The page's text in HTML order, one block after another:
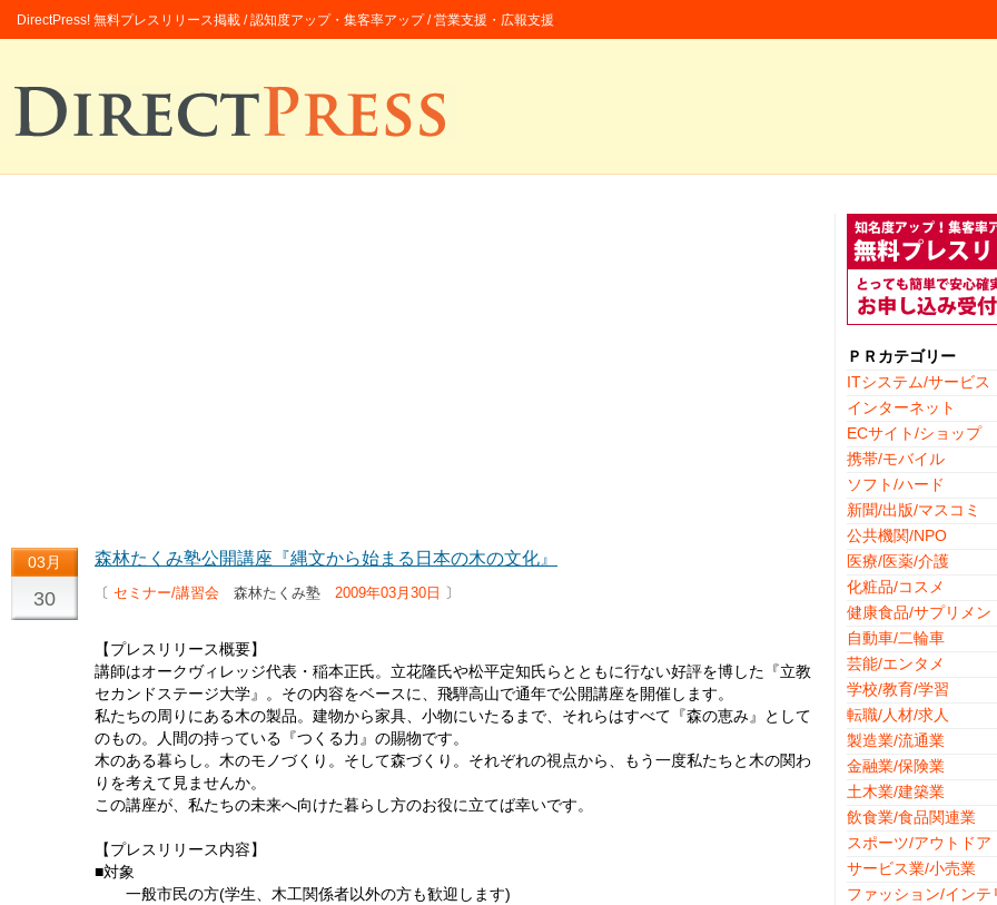
DirectPress! 無料プレスリリース掲載 / 認知度アップ・集客率アップ / 営業支援・広報支援
03月
30
森林たくみ塾公開講座『縄文から始まる日本の木の文化』
〔 セミナー/講習会 森林たくみ塾 2009年03月30日 〕
【プレスリリース概要】
講師はオークヴィレッジ代表・稲本正氏。立花隆氏や松平定知氏らとともに行ない好評を博した『立教
セカンドステージ大学』。その内容をベースに、飛騨高山で通年で公開講座を開催します。
私たちの周りにある木の製品。建物から家具、小物にいたるまで、それらはすべて『森の恵み』として
のもの。人間の持っている『つくる力』の賜物です。
木のある暮らし。木のモノづくり。そして森づくり。それぞれの視点から、もう一度私たちと木の関わ
りを考えて見ませんか。
この講座が、私たちの未来へ向けた暮らし方のお役に立てば幸いです。
【プレスリリース内容】
■対象
一般市民の方(学生、木工関係者以外の方も歓迎します)
ＰＲカテゴリー
ITシステム/サービス
インターネット
ECサイト/ショップ
携帯/モバイル
ソフト/ハード
新聞/出版/マスコミ
公共機関/NPO
医療/医薬/介護
化粧品/コスメ
健康食品/サプリメン
自動車/二輪車
芸能/エンタメ
学校/教育/学習
転職/人材/求人
製造業/流通業
金融業/保険業
土木業/建築業
飲食業/食品関連業
スポーツ/アウトドア
サービス業/小売業
ファッション/インテ